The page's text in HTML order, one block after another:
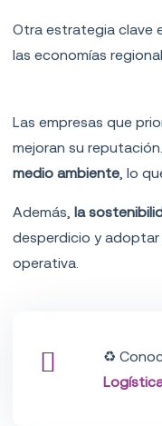
Otra estrategia clave
las economías
Las empresas que
mejoran su
medio ambiente , lo
Además,la
desperdicio y
operativa.
♻️